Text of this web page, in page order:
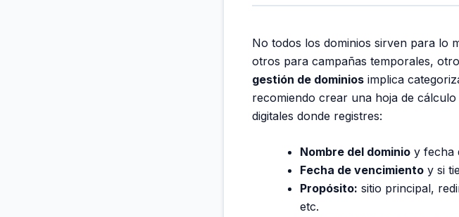
No todos los dominios sirven para lo
otros para campañas temporales,
gestión de dominios implica
recomiendo crear una hoja de
digitales donde registres:
Nombre del dominio y fecha
Fecha de vencimiento y si
Propósito: sitio principal,
etc.